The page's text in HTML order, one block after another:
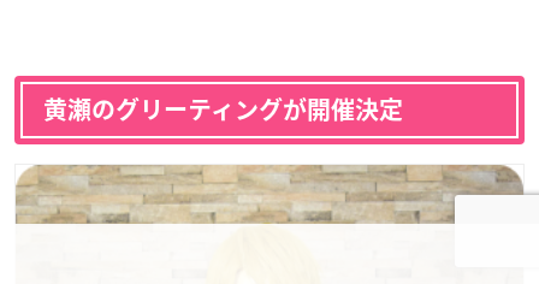
黄瀬のグリーティングが開催決定